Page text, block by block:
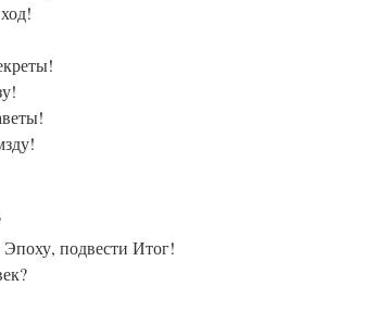
Эпоху, подвести Итог!